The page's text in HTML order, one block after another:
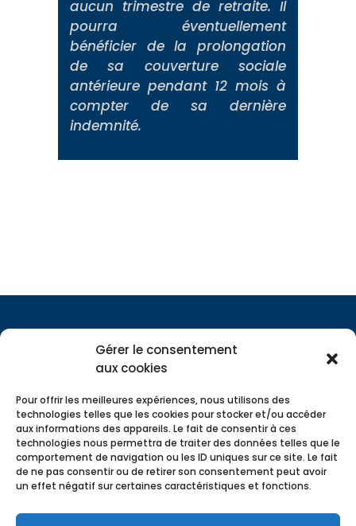
Gérer le consentement
aux cookies
Pour offrir les meilleures expériences, nous utilisons des
technologies telles que les cookies pour stocker et/ou accéder
aux informations des appareils. Le fait de consentir à ces
technologies nous permettra de traiter des données telles que le
comportement de navigation ou les ID uniques sur ce site. Le fait
de ne pas consentir ou de retirer son consentement peut avoir
un effet négatif sur certaines caractéristiques et fonctions.
aucun trimestre de retraite. Il
pourra éventuellement
bénéficier de la prolongation
de sa couverture sociale
antérieure pendant 12 mois à
compter de sa dernière
indemnité.